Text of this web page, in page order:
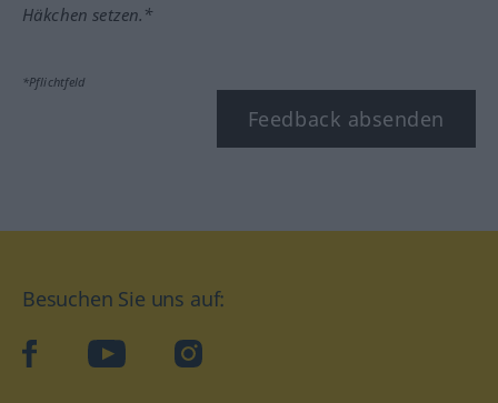
Häkchen setzen.*
*Pflichtfeld
Feedback absenden
Besuchen Sie uns auf:
facebookYouTube Instagram